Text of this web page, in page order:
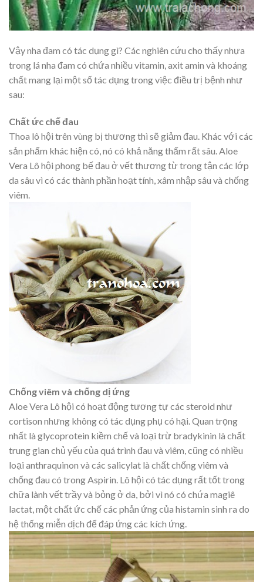
Vậy nha đam có tác dụng gì? Các nghiên cứu cho thấy nhựa
trong lá nha đam có chứa nhiều vitamin, axit amin và khoáng
chất mang lại một số tác dụng trong việc điều trị bệnh như
sau:
Chất ức chế đau
Thoa lô hội trên vùng bị thương thì sẽ giảm đau. Khác với các
sản phẩm khác hiện có, nó có khả năng thấm rất sâu. Aloe
Vera Lô hội phong bế đau ở vết thương từ trong tận các lớp
da sâu vì có các thành phần hoạt tính, xâm nhập sâu và chống
viêm.
Chống viêm và chống dị ứng
Aloe Vera Lô hội có hoạt động tương tự các steroid như
cortison nhưng không có tác dụng phụ có hại. Quan trọng
nhất là glycoprotein kiềm chế và loại trừ bradykinin là chất
trung gian chủ yếu của quá trình đau và viêm, cũng có nhiều
loại anthraquinon và các salicylat là chất chống viêm và
chống đau có trong Aspirin. Lô hội có tác dụng rất tốt trong
chữa lành vết trầy và bỏng ở da, bởi vì nó có chứa magiê
lactat, một chất ức chế các phản ứng của histamin sinh ra do
hệ thống miễn dịch để đáp ứng các kích ứng.